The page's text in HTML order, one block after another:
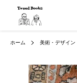
ホーム 美術・デザイン